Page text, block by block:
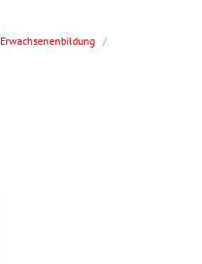
Erwachsenenbildung /